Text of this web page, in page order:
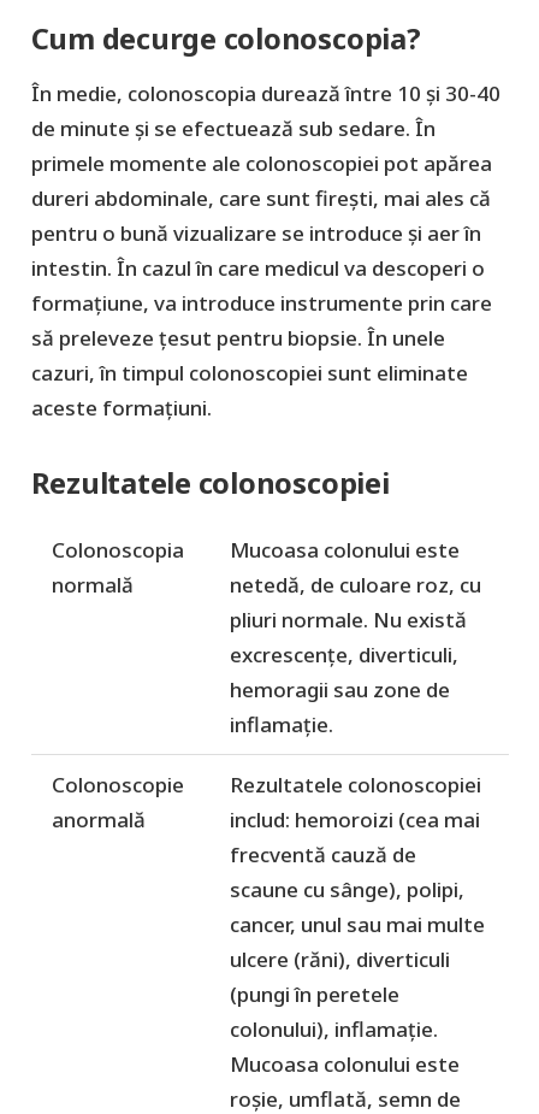
Cum decurge colonoscopia?
În medie, colonoscopia durează între 10 și 30-40
de minute și se efectuează sub sedare. În
primele momente ale colonoscopiei pot apărea
dureri abdominale, care sunt firești, mai ales că
pentru o bună vizualizare se introduce și aer în
intestin. În cazul în care medicul va descoperi o
formațiune, va introduce instrumente prin care
să preleveze țesut pentru biopsie. În unele
cazuri, în timpul colonoscopiei sunt eliminate
aceste formațiuni.
Rezultatele colonoscopiei
Colonoscopia
normală
Mucoasa colonului este
netedă, de culoare roz, cu
pliuri normale. Nu există
excrescențe, diverticuli,
hemoragii sau zone de
inflamație.
Colonoscopie
anormală
Rezultatele colonoscopiei
includ: hemoroizi (cea mai
frecventă cauză de
scaune cu sânge), polipi,
cancer, unul sau mai multe
ulcere (răni), diverticuli
(pungi în peretele
colonului), inflamație.
Mucoasa colonului este
roșie, umflată, semn de